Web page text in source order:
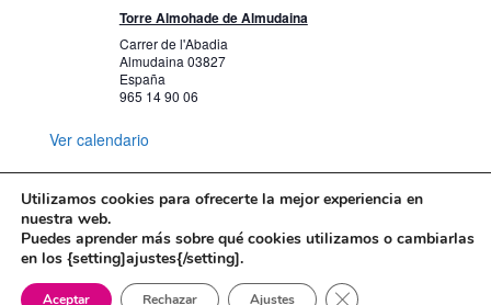
Torre Almohade de Almudaina
Carrer de l'Abadia
Almudaina 03827
España
965 14 90 06
Ver calendario
Mapa web
Política de Privacidad
Politica de cookies
Utilizamos cookies para ofrecerte la mejor experiencia en
nuestra web.
Puedes aprender más sobre qué cookies utilizamos o cambiarlas
en los {setting]ajustes{/setting].
Aceptar Rechazar Ajustes Cerrar el banner de